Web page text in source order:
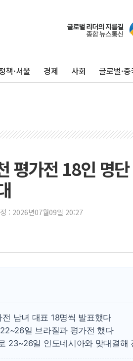
책·서울 경제 사회 글로벌·중
평가전 18인 명
: 2026년07월09일 20:27
남녀 대표 18명씩 발표했다
일 브라질과 평가전 했다
23~26일 인도네시아와 맞대결해